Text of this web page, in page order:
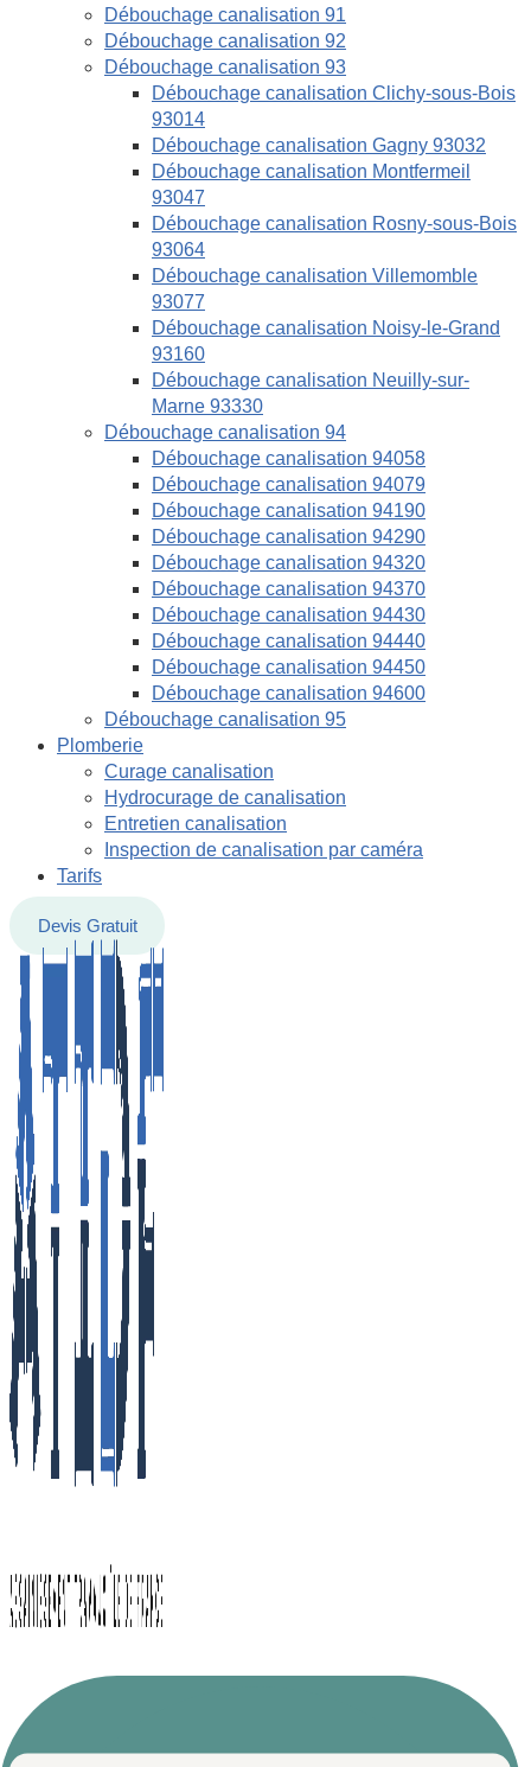
Débouchage canalisation 91
Débouchage canalisation 92
Débouchage canalisation 93
Débouchage canalisation Clichy-sous-Bois
93014
Débouchage canalisation Gagny 93032
Débouchage canalisation Montfermeil
93047
Débouchage canalisation Rosny-sous-Bois
93064
Débouchage canalisation Villemomble
93077
Débouchage canalisation Noisy-le-Grand
93160
Débouchage canalisation Neuilly-sur-
Marne 93330
Débouchage canalisation 94
Débouchage canalisation 94058
Débouchage canalisation 94079
Débouchage canalisation 94190
Débouchage canalisation 94290
Débouchage canalisation 94320
Débouchage canalisation 94370
Débouchage canalisation 94430
Débouchage canalisation 94440
Débouchage canalisation 94450
Débouchage canalisation 94600
Débouchage canalisation 95
Plomberie
Curage canalisation
Hydrocurage de canalisation
Entretien canalisation
Inspection de canalisation par caméra
Tarifs
Devis Gratuit